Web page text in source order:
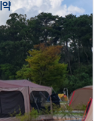
점검의 날 변경 안내
영 공지
점검의 날 변경 안내